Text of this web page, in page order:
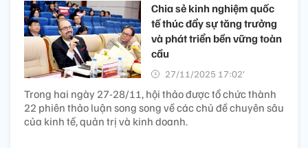
Chia sẻ kinh nghiệm quốc
tế thúc đẩy sự tăng trưởng
và phát triển bền vững toàn
cầu
27/11/2025 17:02’
Trong hai ngày 27-28/11, hội thảo được tổ chức thành
22 phiên thảo luận song song về các chủ đề chuyên sâu
của kinh tế, quản trị và kinh doanh.